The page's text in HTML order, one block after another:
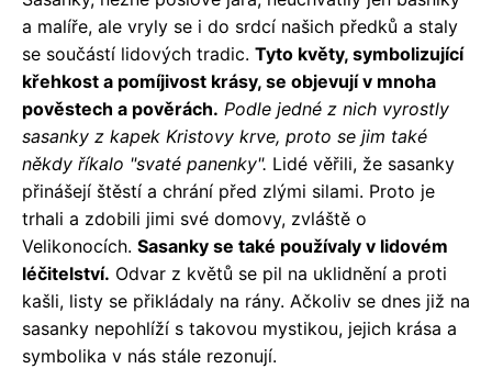
a malíře, ale vryly se i do srdcí našich předků a staly
se součástí lidových tradic. Tyto květy, symbolizující
křehkost a pomíjivost krásy, se objevují v mnoha
pověstech a pověrách. Podle jedné z nich vyrostly
sasanky z kapek Kristovy krve, proto se jim také
někdy říkalo "svaté panenky". Lidé věřili, že sasanky
přinášejí štěstí a chrání před zlými silami. Proto je
trhali a zdobili jimi své domovy, zvláště o
Velikonocích. Sasanky se také používaly v lidovém
léčitelství. Odvar z květů se pil na uklidnění a proti
kašli, listy se přikládaly na rány. Ačkoliv se dnes již na
sasanky nepohlíží s takovou mystikou, jejich krása a
symbolika v nás stále rezonují.